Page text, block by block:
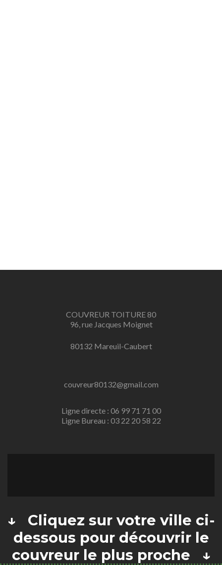
COUVREUR TOITURE 80
96, rue Jacques Moignet
80132 Mareuil-Caubert
couvreur80132@gmail.com
Ligne directe : 06 99 71 71 00
Ligne Bureau : 03 22 20 58 22
↓ Cliquez sur votre ville ci-
dessous pour découvrir le
couvreur le plus proche ↓